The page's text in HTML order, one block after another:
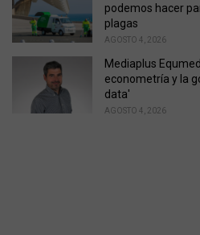
podemos hacer
plagas
AGOSTO 4, 2026
Mediaplus
econometría y la
data'
AGOSTO 4, 2026